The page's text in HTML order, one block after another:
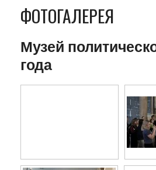
ФОТОГАЛЕРЕЯ
Музей
года